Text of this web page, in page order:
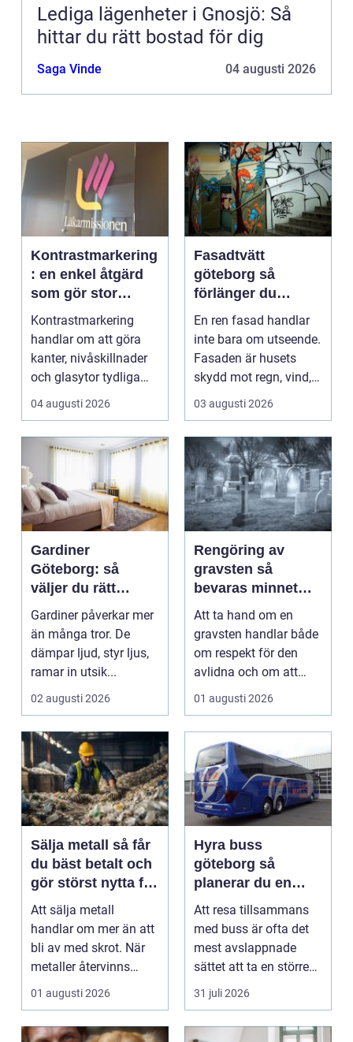
Lediga lägenheter i Gnosjö: Så
hittar du rätt bostad för dig
Saga Vinde 04 augusti 2026
Kontrastmarkering
: en enkel åtgärd
som gör stor
skillnad
Kontrastmarkering
handlar om att göra
kanter, nivåskillnader
och glasytor tydliga
med hj&...
04 augusti 2026
Fasadtvätt
göteborg så
förlänger du
fasadens livslängd
En ren fasad handlar
inte bara om utseende.
Fasaden är husets
skydd mot regn, vind,
avgaser och påvä...
03 augusti 2026
Gardiner
Göteborg: så
väljer du rätt
gardiner för hem
och offentlig miljö
Gardiner påverkar mer
än många tror. De
dämpar ljud, styr ljus,
ramar in utsik...
02 augusti 2026
Rengöring av
gravsten så
bevaras minnet
och stenen håller
längre
Att ta hand om en
gravsten handlar både
om respekt för den
avlidna och om att
bevara en viktig plats...
01 augusti 2026
Sälja metall så får
du bäst betalt och
gör störst nytta för
miljön
Att sälja metall
handlar om mer än att
bli av med skrot. När
metaller återvinns
sparas stora
mängder...
01 augusti 2026
Hyra buss
göteborg så
planerar du en
trygg och smidig
gruppresa
Att resa tillsammans
med buss är ofta det
mest avslappnade
sättet att ta en större
grupp från punkt ...
31 juli 2026